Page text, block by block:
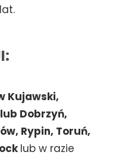
Kujawski,
Dobrzyń,
Rypin, Toruń,
lub w razie